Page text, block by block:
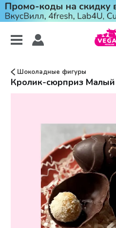
Шоколадные фигуры
Кролик-сюрприз Малый